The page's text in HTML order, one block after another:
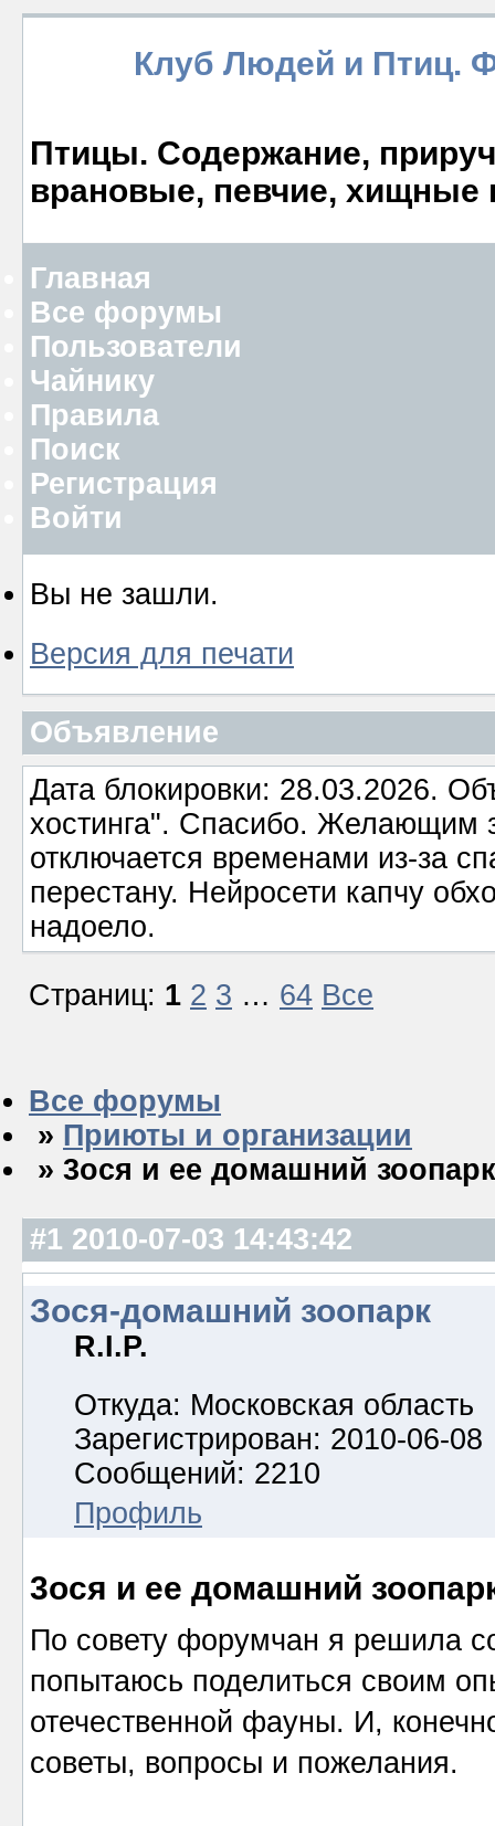
Клуб Людей и Птиц.
Птицы. Содержание,
врановые, певчие, хищные
Главная
Все форумы
Пользователи
Чайнику
Правила
Поиск
Регистрация
Войти
Вы не зашли.
Версия для печати
Объявление
Дата блокировки: 28.03.2026.
хостинга". Спасибо. Желающим
отключается временами из-за
перестану. Нейросети капчу
надоело.
Страниц: 1 2 3 … 64 Все
Все форумы
» Приюты и организации
» 3ося и ее домашний зоопарк
#1 2010-07-03 14:43:42
Зося-домашний зоопарк
R.I.P.
Откуда: Московская область
Зарегистрирован: 2010-06-08
Сообщений: 2210
Профиль
3ося и ее домашний
По совету форумчан я решила
попытаюсь поделиться своим
отечественной фауны. И,
советы, вопросы и пожелания.